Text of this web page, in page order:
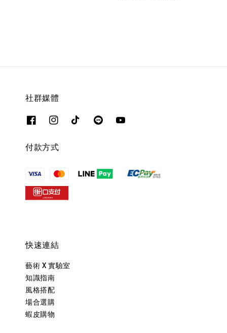
社群媒體
付款方式
快速連結
藝術 X 實驗室
知識指南
風格搭配
場合選購
蝦皮購物